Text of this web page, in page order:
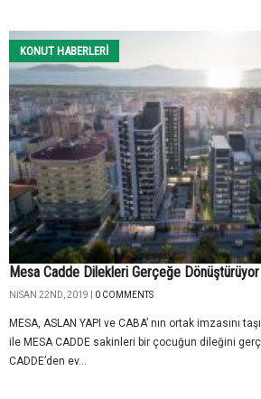
KONUT HABERLERI
Mesa Cadde Dilekleri Gerçeğe Dönüştürüyor
NISAN 22ND, 2019 | 0 COMMENTS
MESA, ASLAN YAPI ve CABA’ nın ortak imzasını
ile MESA CADDE sakinleri bir çocuğun dileğini
CADDE’den ev...